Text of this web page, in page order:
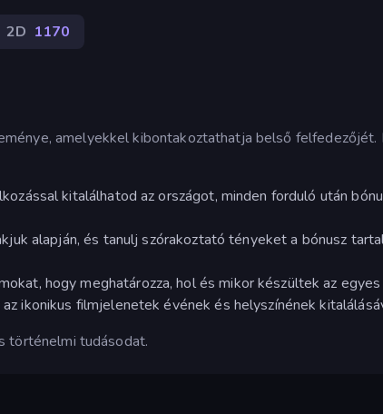
2D 1170
amelyekkel kibontakoztathatja belső felfedezőjét.
kitalálhatod az országot, minden forduló után
alapján, és tanulj szórakoztató tényeket a bónusz
hogy meghatározza, hol és mikor készültek az
ikonikus filmjelenetek évének és helyszínének
történelmi tudásodat.